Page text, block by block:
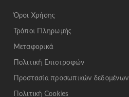
Όροι Χρήσης
Τρόποι Πληρωμής
Μεταφορικά
Πολιτική Επιστροφών
Προστασία προσωπικών δεδομένων
Πολιτική Cookies